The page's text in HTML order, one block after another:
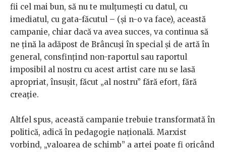
fii cel mai bun, să nu te mulțumești cu datul, cu
imediatul, cu gata-făcutul – (și n-o va face), această
campanie, chiar dacă va avea succes, va continua să
ne țină la adăpost de Brâncuși în special și de artă în
general, consfințind non-raportul sau raportul
imposibil al nostru cu acest artist care nu se lasă
apropriat, însușit, făcut „al nostru” fără efort, fără
creație.
Altfel spus, această campanie trebuie transformată în
politică, adică în pedagogie națională. Marxist
vorbind, „valoarea de schimb” a artei poate fi oricând